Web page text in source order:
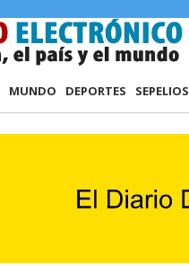
MUNDO DEPORTES SEPELIOS